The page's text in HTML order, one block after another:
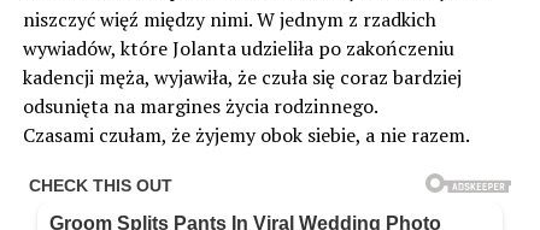
niszczyć więź między nimi. W jednym z rzadkich
wywiadów, które Jolanta udzieliła po zakończeniu
kadencji męża, wyjawiła, że czuła się coraz bardziej
odsunięta na margines życia rodzinnego.
Czasami czułam, że żyjemy obok siebie, a nie razem.